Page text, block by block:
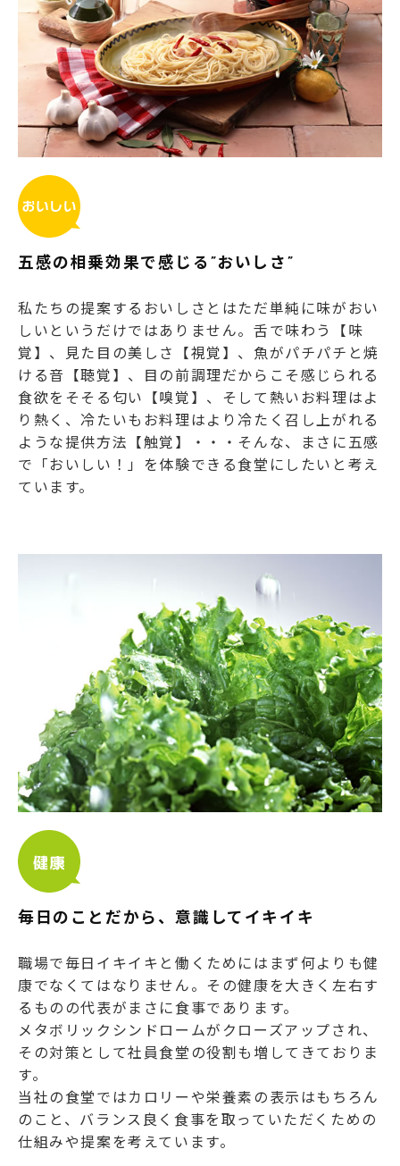
五感の相乗効果で感じる”おいしさ”
私たちの提案するおいしさとはただ単純に味がおい
しいというだけではありません。舌で味わう【味
覚】、見た目の美しさ【視覚】、魚がパチパチと焼
ける音【聴覚】、目の前調理だからこそ感じられる
食欲をそそる匂い【嗅覚】、そして熱いお料理はよ
り熱く、冷たいもお料理はより冷たく召し上がれる
ような提供方法【触覚】・・・そんな、まさに五感
で「おいしい！」を体験できる食堂にしたいと考え
ています。
毎日のことだから、意識してイキイキ
職場で毎日イキイキと働くためにはまず何よりも健
康でなくてはなりません。その健康を大きく左右す
るものの代表がまさに食事であります。
メタボリックシンドロームがクローズアップされ、
その対策として社員食堂の役割も増してきておりま
す。
当社の食堂ではカロリーや栄養素の表示はもちろん
のこと、バランス良く食事を取っていただくための
仕組みや提案を考えています。